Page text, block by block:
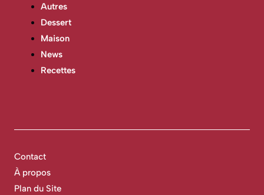
Autres
Dessert
Maison
News
Recettes
Contact
À propos
Plan du Site